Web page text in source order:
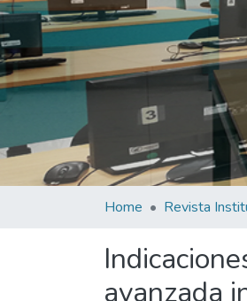
Home Revista
avanzada